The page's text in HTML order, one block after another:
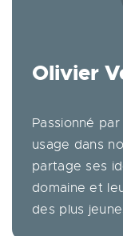
Olivier
Passionné
usage dans
partage ses
domaine et
des plus